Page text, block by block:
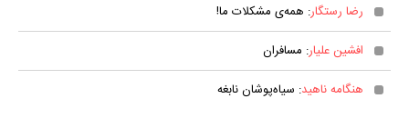
رضا رستگار: همه‌ی مشکلات ما!
افشین علیار: مسافران
هنگامه ناهید: سیاه‌پوشان نابغه